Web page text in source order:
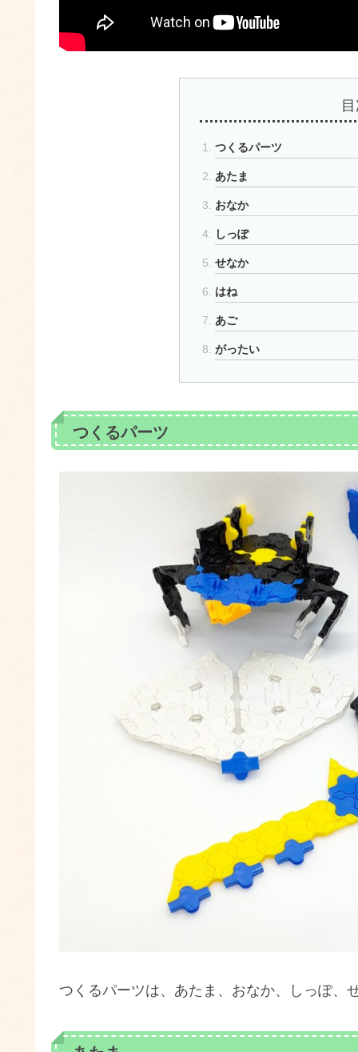
つくるパーツ
あたま
おなか
しっぽ
せなか
はね
あご
がったい
つくるパーツ
つくるパーツは、あたま、おなか、しっぽ、